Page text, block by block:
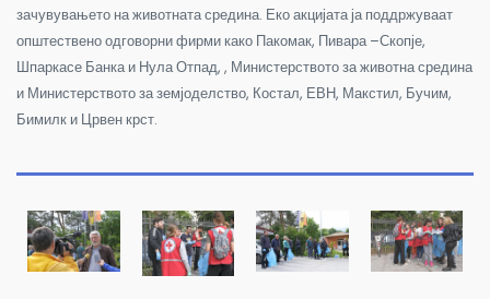
зачувувањето на животната средина. Еко акцијата ја поддржуваат
општествено одговорни фирми како Пакомак, Пивара –Скопје,
Шпаркасе Банка и Нула Отпад, , Министерството за животна средина
и Министерството за земјоделство, Костал, ЕВН, Макстил, Бучим,
Бимилк и Црвен крст.